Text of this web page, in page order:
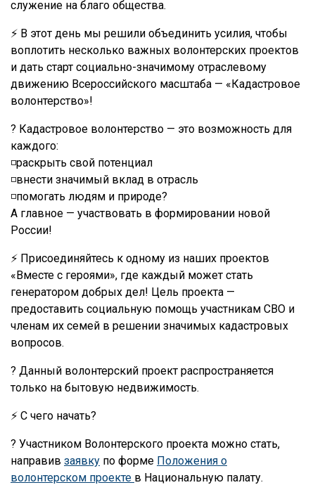
служение на благо общества.
⚡️ В этот день мы решили объединить усилия, чтобы
воплотить несколько важных волонтерских проектов
и дать старт социально-значимому отраслевому
движению Всероссийского масштаба — «Кадастровое
волонтерство»!
? Кадастровое волонтерство — это возможность для
каждого:
◽️раскрыть свой потенциал
◽️внести значимый вклад в отрасль
◽️помогать людям и природе?️
А главное — участвовать в формировании новой
России!
⚡️ Присоединяйтесь к одному из наших проектов
«Вместе с героями», где каждый может стать
генератором добрых дел! Цель проекта —
предоставить социальную помощь участникам СВО и
членам их семей в решении значимых кадастровых
вопросов.
? Данный волонтерский проект распространяется
только на бытовую недвижимость.
⚡️ С чего начать?
? Участником Волонтерского проекта можно стать,
направив заявку по форме Положения о
волонтерском проекте в Национальную палату.